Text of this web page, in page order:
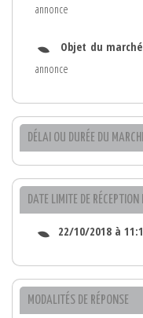
annonce
Objet du
annonce
DÉLAI OU DURÉE DU
DATE LIMITE DE RÉCEPTION
22/10/2018 à
MODALITÉS DE RÉPONSE